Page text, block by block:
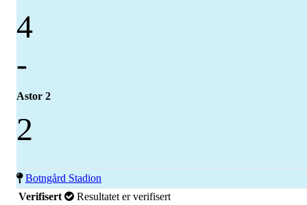
4
-
Astor 2
2
Botngård Stadion
Verifisert
Resultatet er verifisert